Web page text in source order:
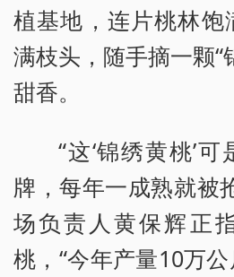
植基地，连片桃林饱
满枝头，随手摘一颗“
甜香。
“这‘锦绣黄桃’
牌，每年一成熟就被
场负责人黄保辉正
桃，“今年产量10万